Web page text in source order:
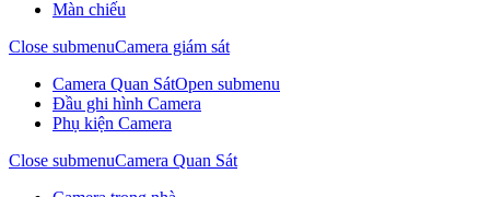
Màn chiếu
Close submenuCamera giám sát
Camera Quan SátOpen submenu
Đầu ghi hình Camera
Phụ kiện Camera
Close submenuCamera Quan Sát